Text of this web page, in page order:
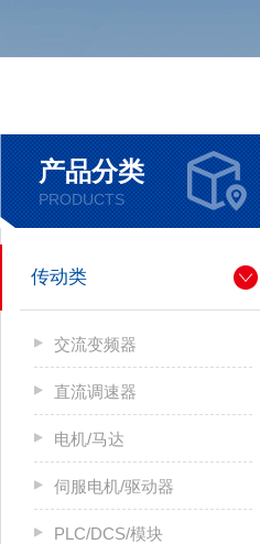
产品分类
PRODUCTS
传动类
交流变频器
直流调速器
电机/马达
伺服电机/驱动器
PLC/DCS/模块